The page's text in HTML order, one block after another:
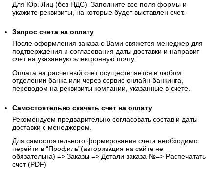
Для Юр. Лиц (без НДС): Заполните все поля формы и
укажите реквизиты, на которые будет выставлен счет.
Запрос счета на оплату
После оформления заказа с Вами свяжется менеджер для
подтверждения и согласования даты доставки и направит
счет на указанную электронную почту.
Оплата на расчетный счет осуществляется в любом
отделении банка или через сервис онлайн-банкинга,
переводом на реквизиты компании, указанные в счете.
Самостоятельно скачать счет на оплату
Рекомендуем предварительно согласовать состав и даты
доставки с менеджером.
Для самостоятельного формирования счета необходимо
перейти в “Профиль”(авторизация на сайте не
обязательна) => Заказы => Детали заказа №=> Распечатать
счет (PDF)